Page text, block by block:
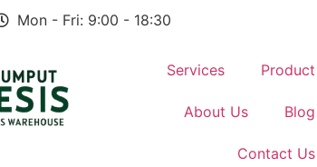
Mon - Fri: 9:00 - 18:30
Services Product
About Us Blog
Contact Us